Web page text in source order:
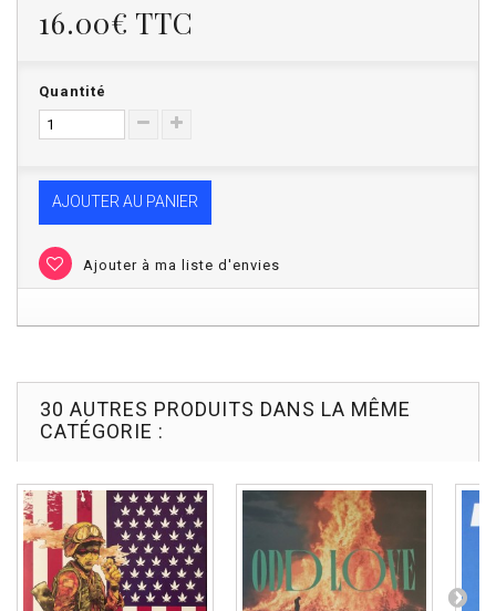
16.00€ TTC
Quantité
AJOUTER AU PANIER
Ajouter à ma liste d'envies
30 AUTRES PRODUITS DANS LA MÊME
CATÉGORIE :